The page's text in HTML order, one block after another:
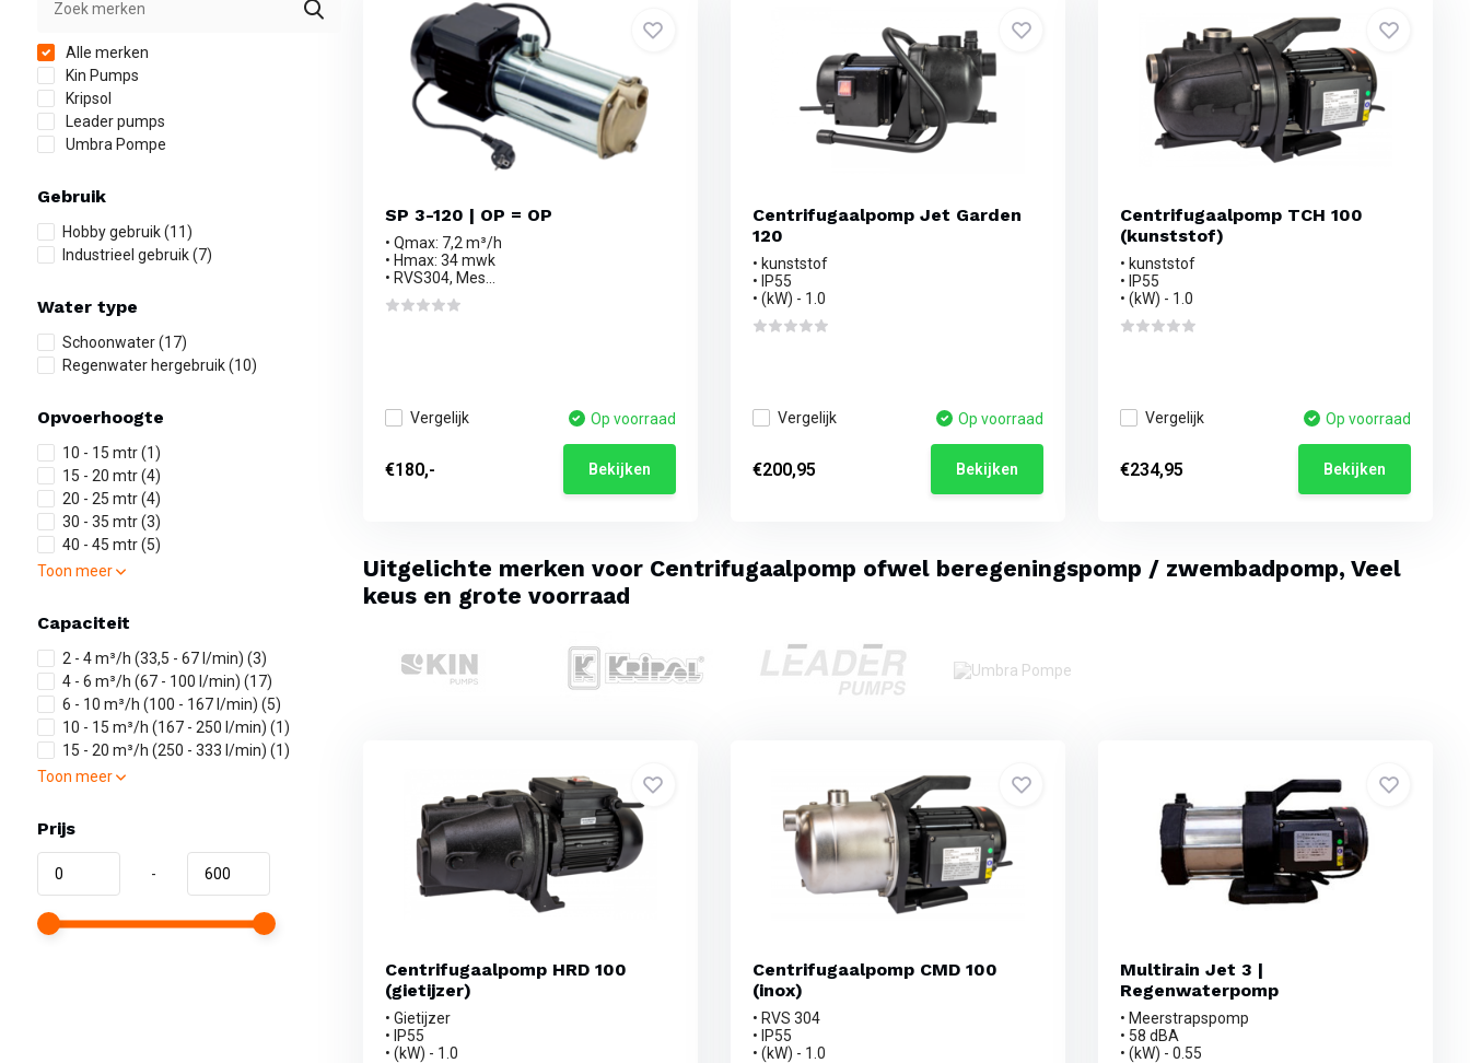
Alle merken
Kin Pumps
Kripsol
Leader pumps
Umbra Pompe
Gebruik
Hobby gebruik(11)
Industrieel gebruik(7)
Water type
Schoonwater(17)
Regenwater hergebruik(10)
Opvoerhoogte
10 - 15 mtr(1)
15 - 20 mtr(4)
20 - 25 mtr(4)
30 - 35 mtr(3)
40 - 45 mtr(5)
Toon meer
Capaciteit
2 - 4 m³/h (33,5 - 67 l/min) (3)
4 - 6 m³/h (67 - 100 l/min) (17)
6 - 10 m³/h (100 - 167 l/min) (5)
10 - 15 m³/h (167 - 250 l/min) (1)
15 - 20 m³/h (250 - 333 l/min) (1)
Toon meer
Prijs
-
SP 3-120 | OP = OP
• Qmax: 7,2 m³/h
• Hmax: 34 mwk
• RVS304, Mes...
Vergelijk Op voorraad
€180,- Bekijken
Centrifugaalpomp Jet Garden
120
• kunststof
• IP55
• (kW) - 1.0
Vergelijk Op voorraad
€200,95 Bekijken
Centrifugaalpomp TCH 100
(kunststof)
• kunststof
• IP55
• (kW) - 1.0
Vergelijk Op voorraad
€234,95 Bekijken
Uitgelichte merken voor Centrifugaalpomp ofwel beregeningspomp / zwembadpomp, Veel
keus en grote voorraad
Centrifugaalpomp HRD 100
(gietijzer)
• Gietijzer
• IP55
• (kW) - 1.0
Centrifugaalpomp CMD 100
(inox)
• RVS 304
• IP55
• (kW) - 1.0
Multirain Jet 3 |
Regenwaterpomp
• Meerstrapspomp
• 58 dBA
• (kW) - 0.55